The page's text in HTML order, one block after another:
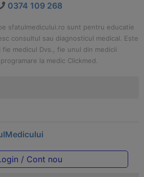
0374 109 268
sfatulmedicului.ro sunt pentru educatie
consultul sau diagnosticul medical. Este
medicul Dvs., fie unul din medicii
la medic Clickmed.
/ Cont nou